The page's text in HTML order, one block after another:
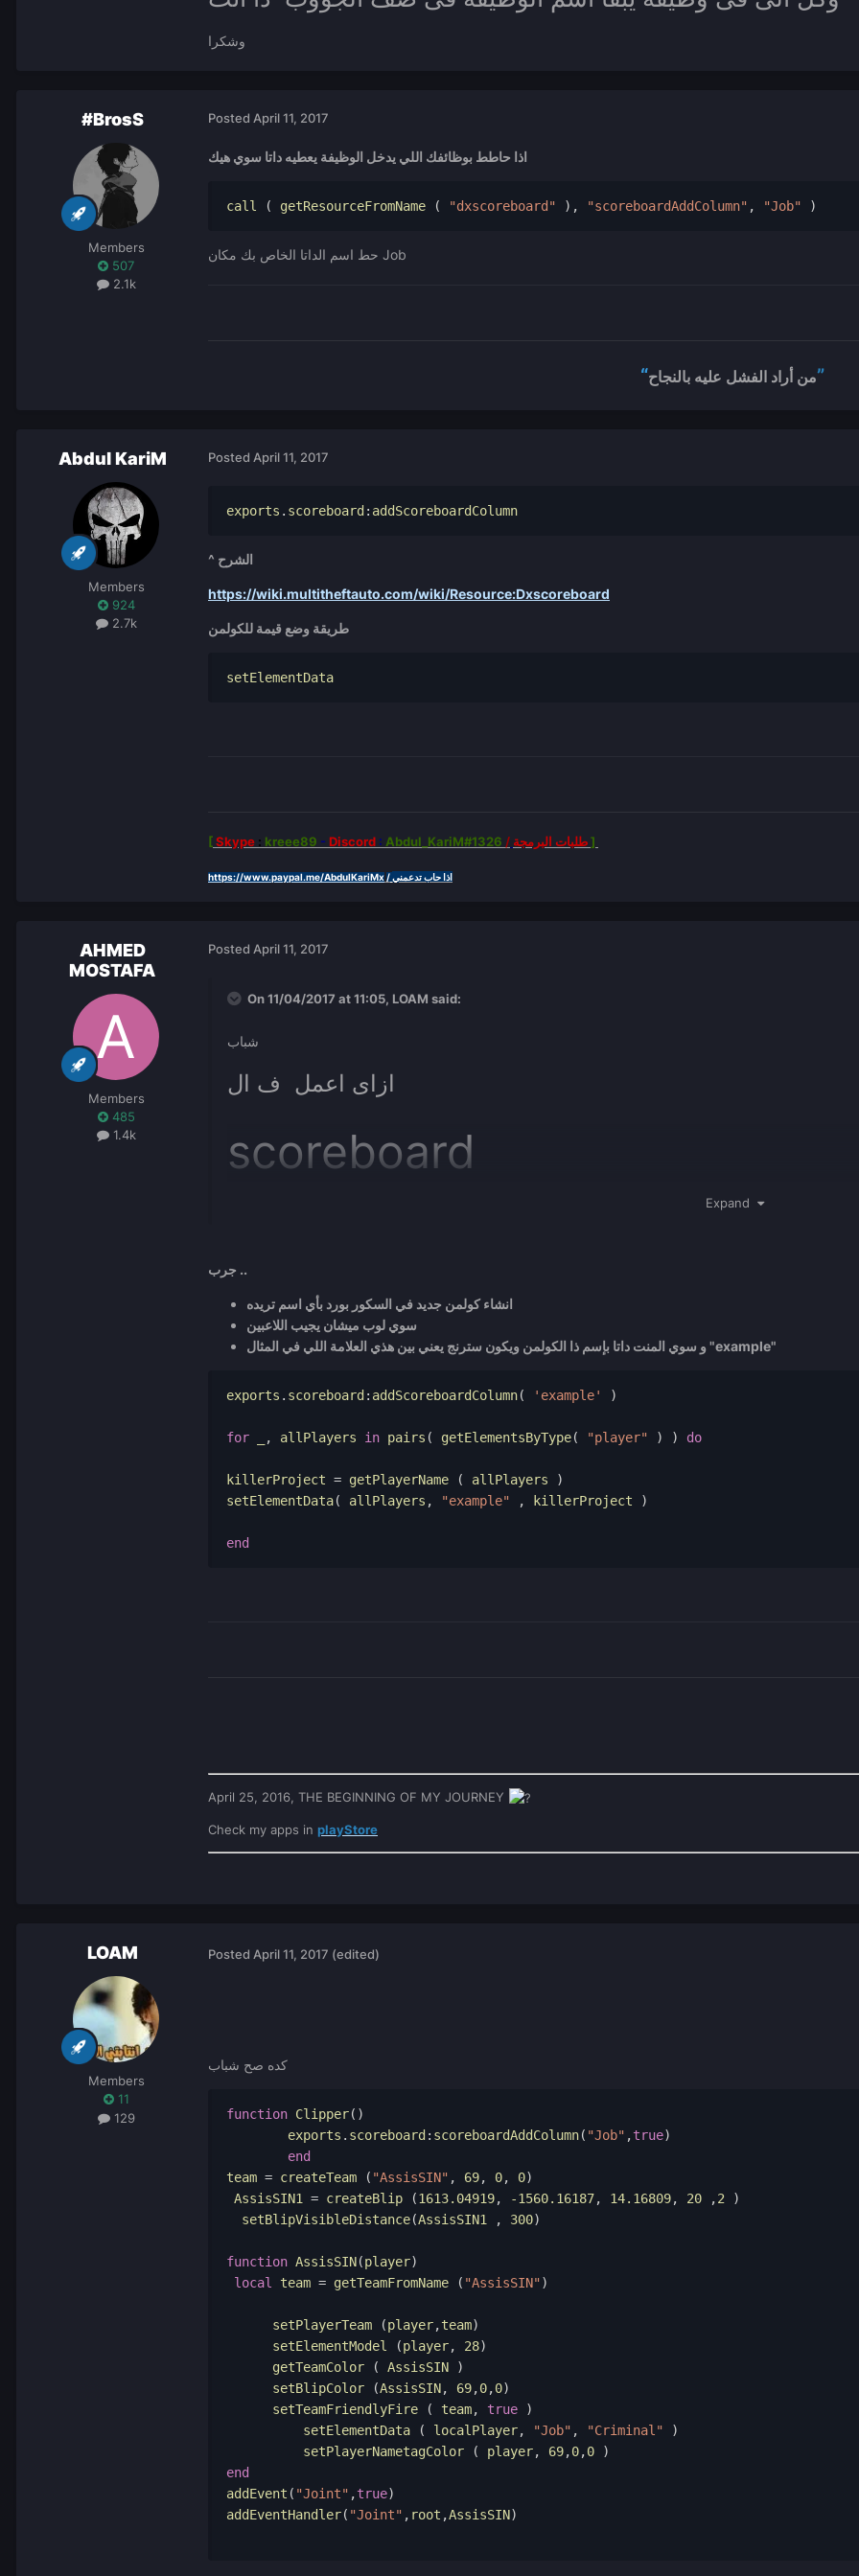
وشكرا
#BrosS
Members
507
2.1k
Posted April 11, 2017
اذا حاطط بوظائفك اللي يدخل الوظيفة يعطيه داتا سوي هيك
call ( getResourceFromName ( "dxscoreboard" ), "scoreboardAddColumn" , "Job" )
حط اسم الداتا الخاص بك مكان Job
“من أراد الفشل عليه بالنجاح”
Abdul KariM
Members
924
2.7k
Posted April 11, 2017
exports . scoreboard : addScoreboardColumn
https://wiki.multitheftauto.com/wiki/Resource:Dxscoreboard
setElementData
[Skype : kreee89 - Discord : Abdul_KariM#1326 / طلبات البرمجة]
https://www.paypal.me/AbdulKariMx/اذا حاب تدعمني
AHMED
MOSTAFA
Members
485
1.4k
Posted April 11, 2017
On 11/04/2017 at 11:05, LOAM said:
شباب
ازاى اعمل ف ال
scoreboard
مثلا يكون فيه كلمه
job
Expand
جرب ..
انشاء كولمن جديد في السكور بورد بأي اسم تريده
سوي لوب ميشان يجيب اللاعبين
و سوي المنت داتا بإسم ذا الكولمن ويكون سترنج يعني بين هذي العلامة اللي في المثال "example"
exports . scoreboard : addScoreboardColumn( 'example' )
for , allPlayers in pairs ( getElementsByType( "player" ) ) do
killerProject = getPlayerName ( allPlayers
)
setElementData( allPlayers , "example" , killerProject )
end
April 25, 2016, THE BEGINNING OF MY JOURNEY
Check my apps in playStore
LOAM
Members
11
129
Posted April 11, 2017 (edited)
function Clipper()
	exports
. scoreboard : scoreboardAddColumn( "Job" ,true)
end
team = createTeam ( "AssisSIN" , 69, 0, 0)
AssisSIN1 = createBlip (1613.04919, -1560.16187, 14.16809, 20 ,2
)
  setBlipVisibleDistance
(AssisSIN1 , 300)
function AssisSIN(player)
local
team = getTeamFromName ( "AssisSIN")
      setPlayerTeam
(player,team)
      setElementModel
(player, 28)
      getTeamColor
( AssisSIN
)
      setBlipColor
(AssisSIN, 69,0,0)
      setTeamFriendlyFire
( team, true
)
	  setElementData
( localPlayer, "Job" , "Criminal"
)
	  setPlayerNametagColor
( player, 69,0,0
)
end
addEvent ( "Joint" ,true)
addEventHandler( "Joint" , root ,AssisSIN)